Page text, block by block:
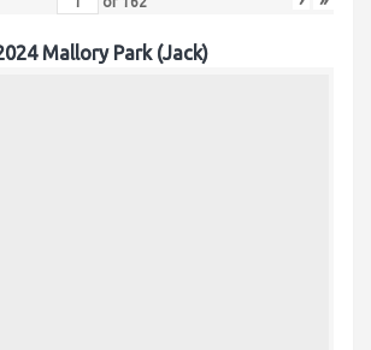
Mallory Park (Jack)